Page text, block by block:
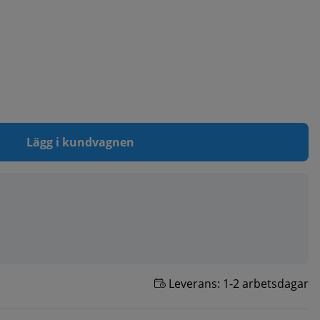
Lägg i kundvagnen
Leverans: 1-2 arbetsdagar